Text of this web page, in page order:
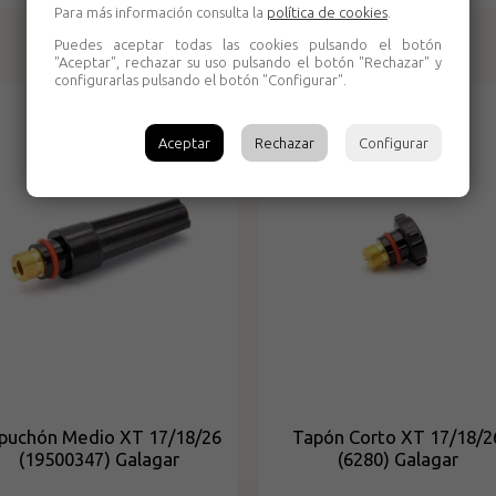
Productos relacionados
Medio XT 17/18/26
(19500347) Galagar
Tapón Corto XT 17/18/
(6280) Galagar
Para más información consulta la política de cookies
Puedes aceptar todas las cookies pulsando el botón
"Aceptar", rechazar su uso pulsando el botón "Rechazar" y
configurarlas pulsando el botón "Configurar".
Aceptar Rechazar Configurar